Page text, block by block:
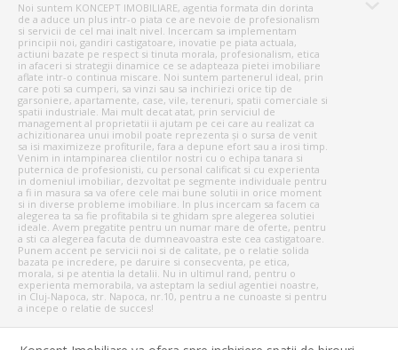
Noi suntem KONCEPT IMOBILIARE, agentia formata din dorinta
de a aduce un plus intr-o piata ce are nevoie de profesionalism
si servicii de cel mai inalt nivel. Incercam sa implementam
principii noi, gandiri castigatoare, inovatie pe piata actuala,
actiuni bazate pe respect si tinuta morala, profesionalism, etica
in afaceri si strategii dinamice ce se adapteaza pietei imobiliare
aflate intr-o continua miscare. Noi suntem partenerul ideal, prin
care poti sa cumperi, sa vinzi sau sa inchiriezi orice tip de
garsoniere, apartamente, case, vile, terenuri, spatii comerciale si
spatii industriale. Mai mult decat atat, prin serviciul de
management al proprietatii ii ajutam pe cei care au realizat ca
achizitionarea unui imobil poate reprezenta și o sursa de venit
sa isi maximizeze profiturile, fara a depune efort sau a irosi timp.
Venim in intampinarea clientilor nostri cu o echipa tanara si
puternica de profesionisti, cu personal calificat si cu experienta
in domeniul imobiliar, dezvoltat pe segmente individuale pentru
a fi in masura sa va ofere cele mai bune solutii in orice moment
si in diverse probleme imobiliare. In plus incercam sa facem ca
alegerea ta sa fie profitabila si te ghidam spre alegerea solutiei
ideale. Avem pregatite pentru un numar mare de oferte, pentru
a sti ca alegerea facuta de dumneavoastra este cea castigatoare.
Punem accent pe servicii noi si de calitate, pe o relatie solida
bazata pe incredere, pe daruire si consecventa, pe etica,
morala, si pe atentia la detalii. Nu in ultimul rand, pentru o
experienta memorabila, va asteptam la sediul agentiei noastre,
in Cluj-Napoca, str. Napoca, nr.10, pentru a ne cunoaste si pentru
a incepe o relatie de succes!